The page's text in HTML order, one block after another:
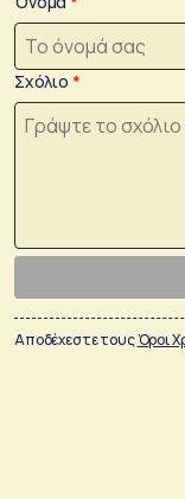
Σχόλιο
Αποδέχεστε τουςΌροι